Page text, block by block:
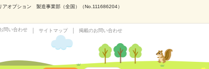
アオプション 製造事業部（全国）（No.111686204）
問い合わせ サイトマップ 掲載のお問い合わせ